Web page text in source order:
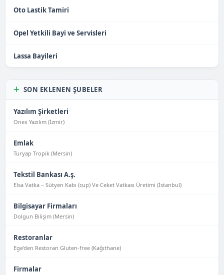
Oto Lastik Tamiri
Opel Yetkili Bayi ve Servisleri
Lassa Bayileri
SON EKLENEN ŞUBELER
Yazılım Şirketleri
Onex Yazılım (İzmir)
Emlak
Turyap Tropik (Mersin)
Tekstil Bankası A.ş.
Elsa Vatka – Sütyen Kabı (cup) Ve Ceket Vatkası Üretimi (İstanbul)
Bilgisayar Firmaları
Dolgun Bilişim (Mersin)
Restoranlar
Ege'den Restoran Gluten-free (Kağıthane)
Firmalar